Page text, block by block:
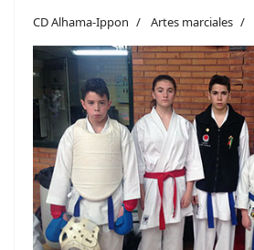
CD Alhama-Ippon Artes marciales